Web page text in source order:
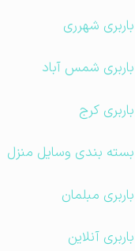
باربری شهرری
باربری شمس آباد
باربری کرج
بسته بندی وسایل منزل
باربری مبلمان
باربری آنلاین